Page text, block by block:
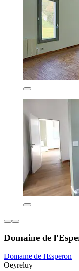
Domaine de
Domaine de l'Esperon
Oeyreluy